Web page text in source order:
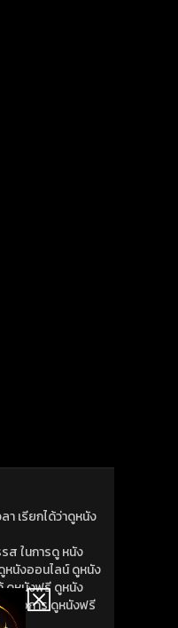
เรียกได้ว่าดูหนัง
ส ในการดู หนัง
หนังออนไลน์ ดูหนัง
ดูหนังฟรี ดูหนัง
สนอการ ดูหนังฟรี